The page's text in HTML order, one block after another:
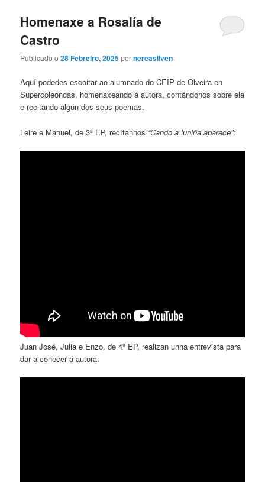
Homenaxe a Rosalía de
Castro
Publicado o28 Febreiro, 2025pornereasilven
Aquí podedes escoitar ao alumnado do CEIP de Olveira en
Supercoleondas, homenaxeando á autora, contándonos sobre ela
e recitando algún dos seus poemas.
Leire e Manuel, de 3º EP, recítannos “Cando a luniña aparece”:
Juan José, Julia e Enzo, de 4º EP, realizan unha entrevista para
dar a coñecer á autora: